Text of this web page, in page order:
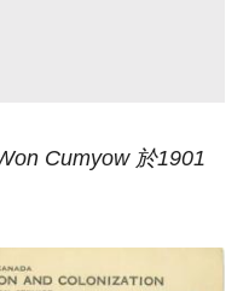
Cumyow 於1901